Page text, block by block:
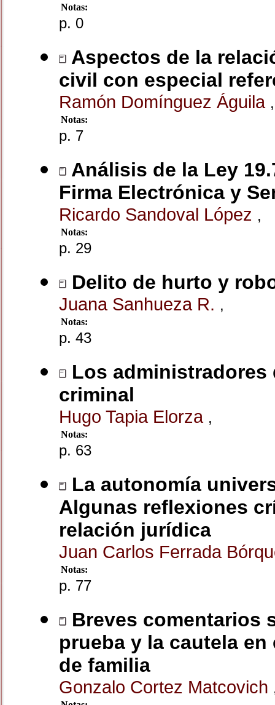
Notas:
p. 0
Aspectos de la
civil con especial
Ramón Domínguez Águila ,
Notas:
p. 7
Análisis de la Ley
Firma Electrónica y
Ricardo Sandoval López ,
Notas:
p. 29
Delito de hurto y
Juana Sanhueza R. ,
Notas:
p. 43
Los
criminal
Hugo Tapia Elorza ,
Notas:
p. 63
La autonomía
Algunas reflexiones
relación jurídica
Juan Carlos Ferrada
Notas:
p. 77
Breves comentarios
prueba y la cautela
de familia
Gonzalo Cortez Matcovich